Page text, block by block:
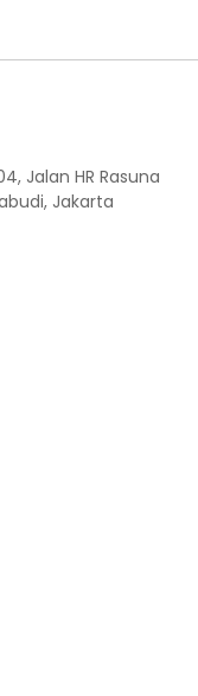
Jalan HR Rasuna
Jakarta